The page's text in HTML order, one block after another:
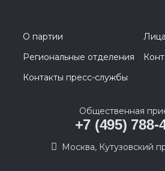
О партии
Региональные отделения
Контакты пресс-службы
Общественная
+7 (495) 788-
Москва, Кутузовский